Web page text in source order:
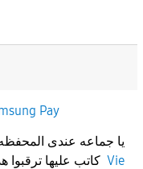
Pay
يا جماعه عندى
جبته جالكسي a56 كاتب عليها ترقبوا هذه الخدمة عاوز حل Vie